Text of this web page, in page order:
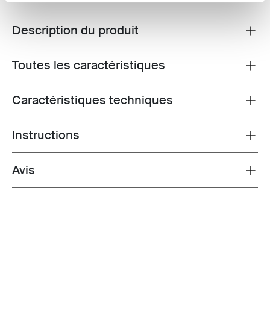
Toggle overview
Description du produit
Toggle features
Toutes les caractéristiques
Toggle techspec
Caractéristiques techniques
Toggle guides and instructions
Instructions
Toggle overview
Avis